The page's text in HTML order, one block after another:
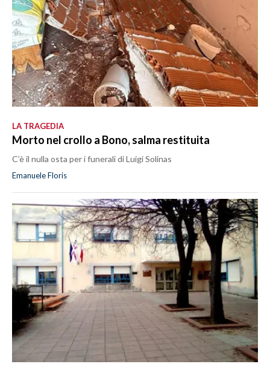
LA TRAGEDIA
Morto nel crollo a Bono, salma restituita
C’è il nulla osta per i funerali di Luigi Solinas
Emanuele Floris